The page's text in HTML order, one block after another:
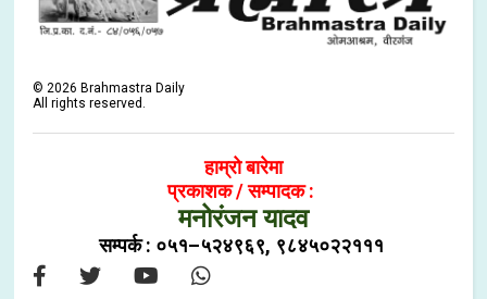
©2026 Brahmastra Daily
All rights reserved.
हाम्रो बारेमा
प्रकाशक / सम्पादक :
मनोरंजन यादव
सम्पर्क : ०५१–५२४९६९, ९८४५०२२१११